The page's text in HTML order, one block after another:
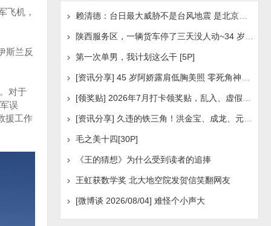
飞机，
斯兰反
对于
误
援工作
赖清德：台日最大威胁不是台风地震 是北京侵扰胁迫
第一次单男，我计划这么干 [5P]
[资讯分享] 久违的铁三角！洪金宝、成龙、元彪最新合照
毛之美十四[30P]
《王的猜想》为什么受到读者的追捧
王虹获数学奖 北大地空院发贺信笑翻网友
[微博谈 2026/08/04] 难怪个小声大